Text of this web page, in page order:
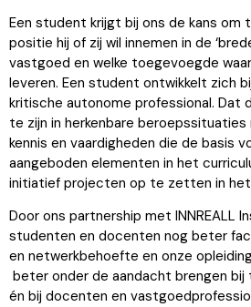
Een student krijgt bij ons de kans om
positie hij of zij wil innemen in de
vastgoed en welke toegevoegde
leveren. Een student ontwikkelt zich
kritische autonome professional. Dat
te zijn in herkenbare
kennis en vaardigheden die de basis
aangeboden elementen in het
initiatief projecten op te zetten in
Door ons partnership met INNREALL
studenten en docenten nog beter
en netwerkbehoefte en onze
beter onder de aandacht brengen
én bij docenten en